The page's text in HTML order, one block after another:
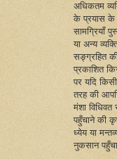
अधिकतम
के प्रयास के
सामग्रियाँ
या अन्य
सङ्ग्रहित
प्रकाशित
पर यदि
तरह की
मंशा
पहुँचाने की
ध्येय या
नुकसान